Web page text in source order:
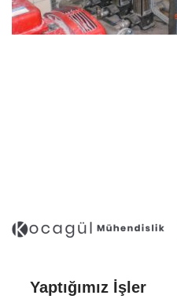
Yaptığımız İşler